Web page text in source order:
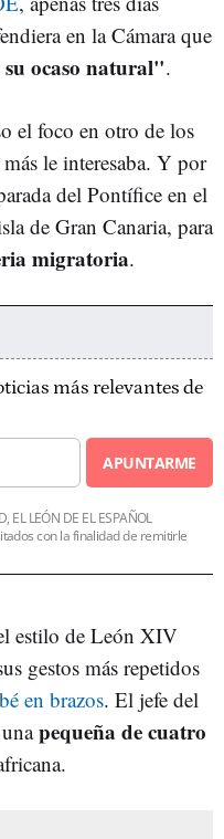
en la Cámara que
ocaso natural".
el foco en otro de los
le interesaba. Y por
del Pontífice en el
de Gran Canaria, para
migratoria.
más relevantes de
APUNTARME
EL LEÓN DE EL ESPAÑOL
con la finalidad de remitirle
estilo de León XIV
gestos más repetidos
en brazos. El jefe del
pequeña de cuatro